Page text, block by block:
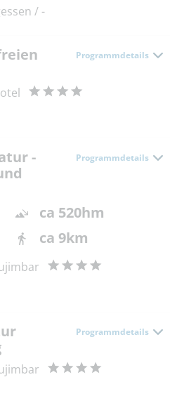
/ -
Programmdetails
-
Programmdetails
ca 520hm
ca 9km
Programmdetails